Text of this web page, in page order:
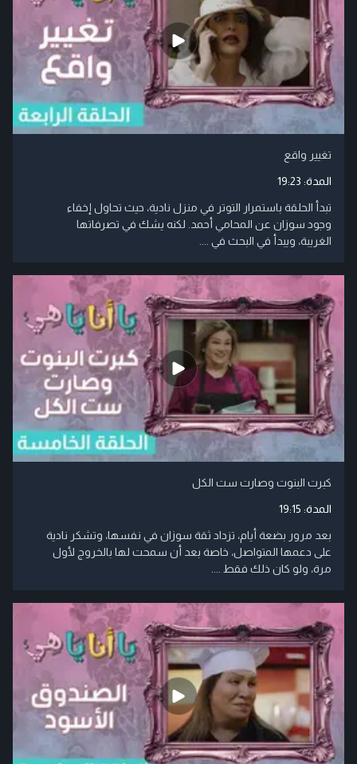
تغيير واقع
المدة: 19:23
تبدأ الحلقة باستمرار التوتر في منزل نادية، حيث تحاول إخفاء
وجود سوزان عن المحامي أحمد. لكنه يشك في تصرفاتها
الغريبة، ويبدأ في البحث في ....
كبرت البنوت وصارت ست الكل
المدة: 19:15
بعد مرور بضعة أيام، تزداد ثقة سوزان في نفسها، وتشكر نادية
على دعمها المتواصل، خاصة بعد أن سمحت لها بالخروج لأول
مرة، ولو كان ذلك فقط ....